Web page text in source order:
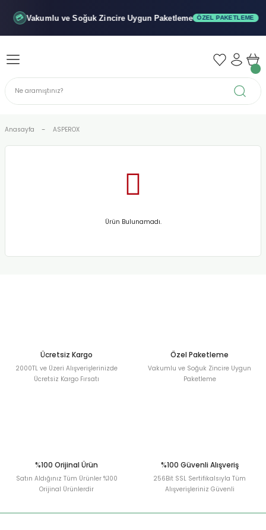
💳 Vakumlu ve SoğukZincire Uygun Paketleme ÖZEL PAKETLEME
Geri Dön
Geri Dön
Geri Dön
Anasayfa ASPEROX
Ürün Bulunamadı.
Ücretsiz Kargo
2000TL ve Üzeri Alışverişlerinizde
Ücretsiz Kargo Fırsatı
Özel Paketleme
Vakumlu ve Soğuk Zincire Uygun
Paketleme
%100 Orijinal Ürün
Satın Aldığınız Tüm Ürünler %100
Orijinal Ürünlerdir
%100 Güvenli Alışveriş
256Bit SSL Sertifikalsıyla Tüm
Alışverişleriniz Güvenli